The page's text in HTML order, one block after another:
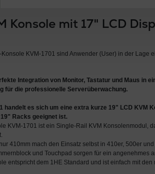
Konsole mit 17" LCD
KVM-1701 sind Anwender (User) in der Lage
Integration von Monitor, Tastatur und Maus in
für die professionelle Serverüberwachung.
handelt es sich um eineextra kurze 19" LCD KVM
19" Racks geeignet ist.
KVM-1701 ist ein Single-Rail KVM Konsolenmodul,
410mm mach den Einsatz selbst in 410er, 500er
und Touchpad sorgen für ein angenehmes
entspricht dem 1HE Standard und ist einfach mit